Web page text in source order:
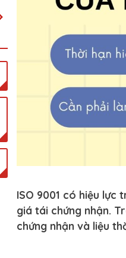
ISO 9001 có hiệu
giá tái chứng nhận.
chứng nhận và liệu